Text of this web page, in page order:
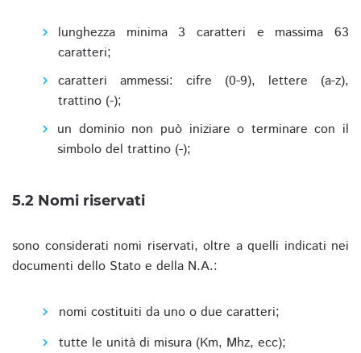
lunghezza minima 3 caratteri e massima 63
caratteri;
caratteri ammessi: cifre (0-9), lettere (a-z),
trattino (-);
un dominio non può iniziare o terminare con il
simbolo del trattino (-);
5.2 Nomi riservati
sono considerati nomi riservati, oltre a quelli indicati nei
documenti dello Stato e della N.A.:
nomi costituiti da uno o due caratteri;
tutte le unità di misura (Km, Mhz, ecc);